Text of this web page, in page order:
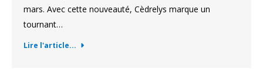
mars. Avec cette nouveauté, Cèdrelys marque un
tournant…
Lire l'article...